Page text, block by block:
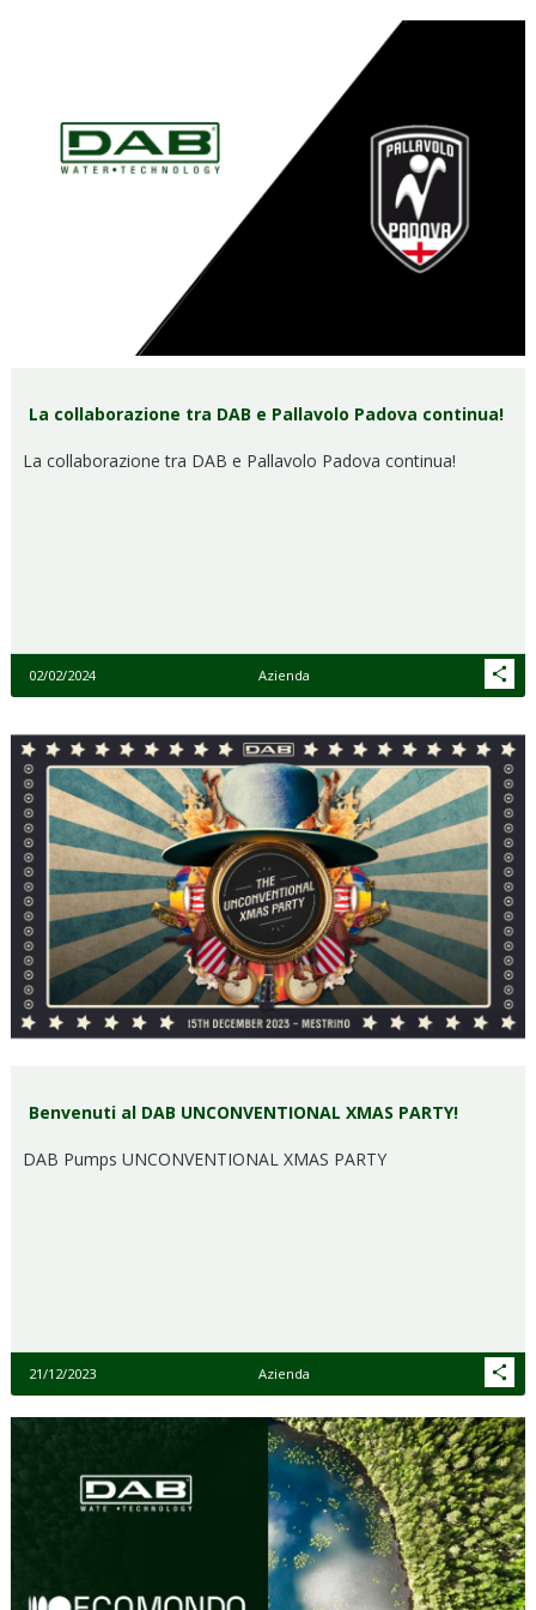
La collaborazione tra DAB e Pallavolo Padova continua!
La collaborazione tra DAB e Pallavolo Padova continua!
02/02/2024 Azienda
Benvenuti al DAB UNCONVENTIONAL XMAS PARTY!
DAB Pumps UNCONVENTIONAL XMAS PARTY
21/12/2023 Azienda